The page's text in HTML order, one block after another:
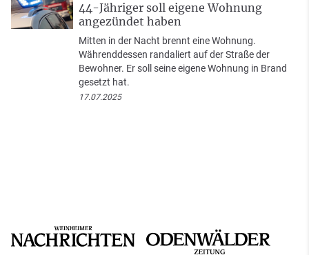
44-Jähriger soll eigene Wohnung
angezündet haben
Mitten in der Nacht brennt eine Wohnung.
Währenddessen randaliert auf der Straße der
Bewohner. Er soll seine eigene Wohnung in Brand
gesetzt hat.
17.07.2025